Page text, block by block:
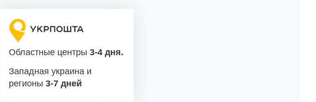
Областные центры 3-4 дня.
Западная украина и
регионы 3-7 дней